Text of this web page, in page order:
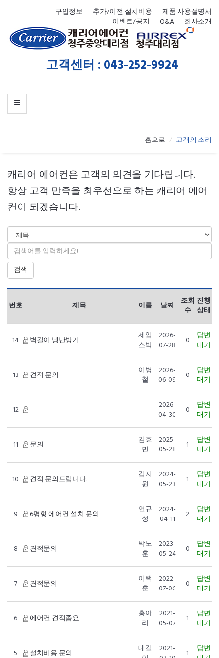
구입정보 추가/이전 설치비용
제품 사용설명서
이벤트/공지
Q&A 회사소개
고객센터 : 043-252-9924
홈으로 고객의 소리
캐리어 에어컨은 고객의 의견을 기다립니다.
항상 고객 만족을 최우선으로 하는 캐리어 에어
컨이 되겠습니다.
검색
번호 제목 이름 날짜
조회
수
진행
상태
14 벽걸이 냉난방기
제임
스박
2026-
07-28
0
답변
대기
13 견적 문의
이병
철
2026-
06-09
0
답변
대기
12
2026-
04-30
0
답변
대기
11 문의
김효
빈
2025-
05-28
1
답변
대기
10 견적 문의드립니다.
김지
원
2024-
05-23
1
답변
대기
9 6평형 에어컨 설치 문의
연규
성
2024-
04-11
2
답변
대기
8 견적문의
박노
훈
2023-
05-24
0
답변
대기
7 견적문의
이택
훈
2022-
07-06
0
답변
대기
6 에어컨 견적좀요
홍아
리
2021-
05-07
1
답변
대기
5 설치비용 문의
대길
2021-
1
답변